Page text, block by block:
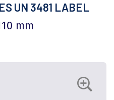
UN 3481 LABEL
mm